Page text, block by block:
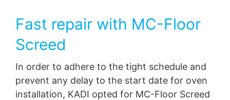
Fast repair with MC-Floor
Screed
In order to adhere to the tight schedule and
prevent any delay to the start date for oven
installation, KADI opted for MC-Floor Screed